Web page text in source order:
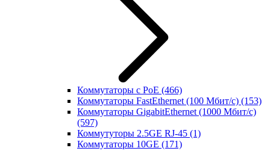
Коммутаторы с PoE (466)
Коммутаторы FastEthernet (100 Мбит/с) (153)
Коммутаторы GigabitEthernet (1000 Мбит/с)
(597)
Коммутуторы 2.5GE RJ-45 (1)
Коммутаторы 10GE (171)